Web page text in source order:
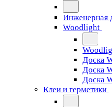
Инженерная
Woodlight
Доска
Доска
Доска
Клеи и герметики